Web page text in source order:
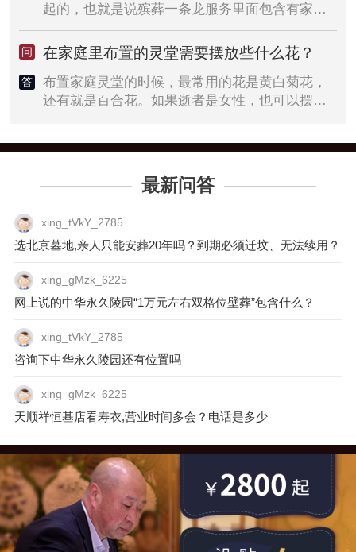
京殡葬服务网业务处签订家庭灵堂布置协议。北
京殡葬服务网家庭灵堂布置服务。
客厅的电视墙、餐厅的正面或门口的一侧，无论
灵堂设置在哪个方位，要以方便吊唁的亲属过往
为佳。第二、灵堂布置的风格：家庭灵堂布置的
风格大多数以中式风格为主，毕竟都是在国内举
办的葬礼，灵堂布置风格要以国人的审美为准，
符合中国人的审美习惯，不能举办中式葬礼而布
上摆放的主要物品必须得有，这五种物品分别
是：灵牌、灵花、长明灯、香炉、贡品。其中供
品可以是菜品、糕点、水果等。同时家属还可以
起的，也就是说殡葬一条龙服务里面包含有家庭
灵堂布置，如果家属在北京殡葬服务网上预订了
殡葬一条龙服务，殡仪服务人员会根据一条龙服
务具体内容为丧属提供家庭灵堂布置服务。如果
家属没有预订殡葬一条龙服务，北京殡葬服务网
上的单项家庭灵堂布置服务费用，一般在800
设施多，则家庭灵堂布置费用就会贵些；反之家
庭灵堂布置的费用就少些，具体根据家属的服务
内容而定。
问 在家庭里布置的灵堂需要摆放些什么花？
答
布置家庭灵堂的时候，最常用的花是黄白菊花，
还有就是百合花。如果逝者是女性，也可以摆放
生前的喜好，摆放逝者喜爱的花束，以告慰逝者
最新问答
xing_tVkY_2785
选北京墓地,亲人只能安葬20年吗？到期必须迁坟、无法续用？
xing_gMzk_6225
网上说的中华永久陵园“1万元左右双格位壁葬”包含什么？
xing_tVkY_2785
咨询下中华永久陵园还有位置吗
xing_gMzk_6225
天顺祥恒基店看寿衣,营业时间多会？电话是多少